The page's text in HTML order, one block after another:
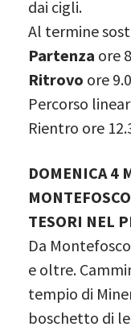
dai cigli.
Al termine
Partenza ore
Ritrovo ore
Percorso
Rientro ore
DOMENICA 4
TESORI NEL
Da
e oltre.
tempio di
boschetto di